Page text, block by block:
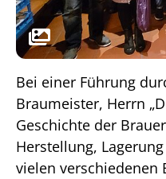
Bei einer Führung
Braumeister, Herrn
Geschichte der
Herstellung,
vielen verschiedenen